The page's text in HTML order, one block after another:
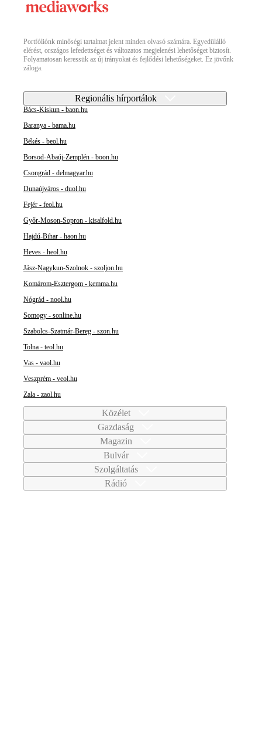
Portfóliónk minőségi tartalmat jelent minden olvasó számára. Egyedülálló
elérést, országos lefedettséget és változatos megjelenési lehetőséget biztosít.
Folyamatosan keressük az új irányokat és fejlődési lehetőségeket. Ez jövőnk
záloga.
Regionális hírportálok
Bács-Kiskun - baon.hu
Baranya - bama.hu
Békés - beol.hu
Borsod-Abaúj-Zemplén - boon.hu
Csongrád - delmagyar.hu
Dunaújváros - duol.hu
Fejér - feol.hu
Győr-Moson-Sopron - kisalfold.hu
Hajdú-Bihar - haon.hu
Heves - heol.hu
Jász-Nagykun-Szolnok - szoljon.hu
Komárom-Esztergom - kemma.hu
Nógrád - nool.hu
Somogy - sonline.hu
Szabolcs-Szatmár-Bereg - szon.hu
Tolna - teol.hu
Vas - vaol.hu
Veszprém - veol.hu
Zala - zaol.hu
Közélet
Gazdaság
Magazin
Bulvár
Szolgáltatás
Rádió